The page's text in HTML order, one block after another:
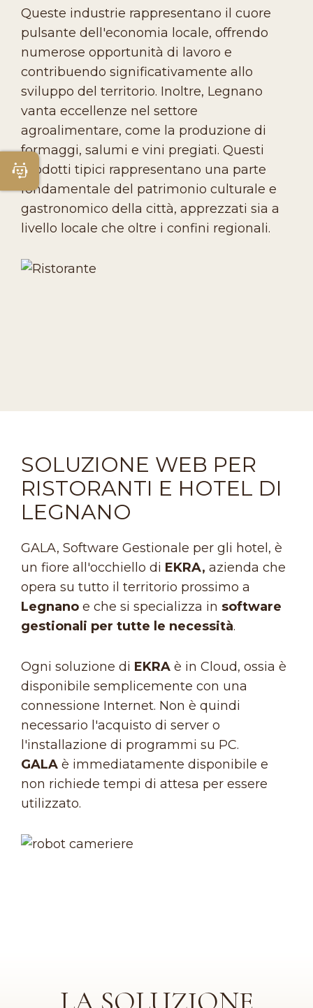
Queste industrie rappresentano il cuore
pulsante dell'economia locale, offrendo
numerose opportunità di lavoro e
contribuendo significativamente allo
sviluppo del territorio. Inoltre, Legnano
vanta eccellenze nel settore
agroalimentare, come la produzione di
formaggi, salumi e vini pregiati. Questi
prodotti tipici rappresentano una parte
fondamentale del patrimonio culturale e
gastronomico della città, apprezzati sia a
livello locale che oltre i confini regionali.
SOLUZIONE WEB PER
RISTORANTI E HOTEL DI
LEGNANO
GALA, Software Gestionale per gli hotel, è
un fiore all'occhiello di EKRA, azienda che
opera su tutto il territorio prossimo a
Legnano e che si specializza in software
gestionali per tutte le necessità.
Ogni soluzione di EKRA è in Cloud, ossia è
disponibile semplicemente con una
connessione Internet. Non è quindi
necessario l'acquisto di server o
l'installazione di programmi su PC.
GALA è immediatamente disponibile e
non richiede tempi di attesa per essere
utilizzato.
Apri Chatbot